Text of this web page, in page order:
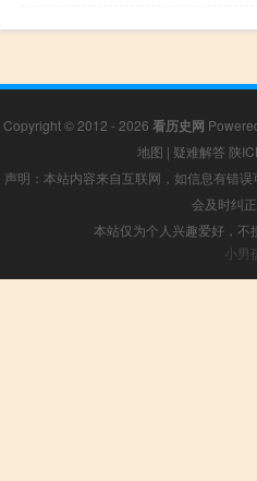
Copyright © 2012 - 2026 看历史网
地图 | 疑难解答 陕
声明：本站内容来自互联网，如信息有错
会及时纠
本站仅为个人兴趣爱好，不
小男